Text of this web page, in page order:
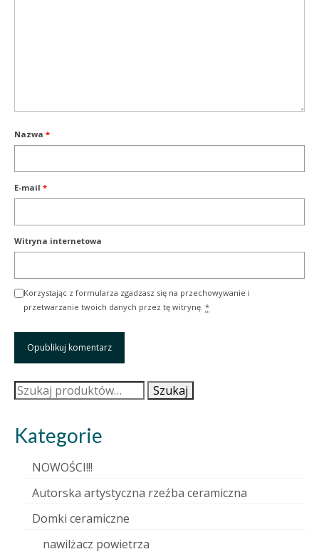
Nazwa *
E-mail *
Witryna internetowa
Korzystając z formularza zgadzasz się na przechowywanie i
przetwarzanie twoich danych przez tę witrynę. *
Szukaj: Szukaj
Kategorie
NOWOŚCI!!!
Autorska artystyczna rzeźba ceramiczna
Domki ceramiczne
nawilżacz powietrza